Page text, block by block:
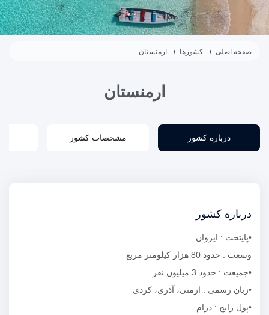
صفحه اصلی کشورها ارمنستان
ارمنستان
درباره کشور مشخصات کشور
درباره کشور
•پایتخت : ایروان
وسعت : حدود 80 هزار کیلومتر مربع
•جمیعت : حدود 3 میلیون نفر
•زبان رسمی : ارمنی، آذری، کردی
•پول رایج : درام